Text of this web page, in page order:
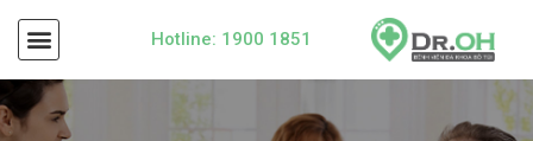
Hotline: 1900 1851